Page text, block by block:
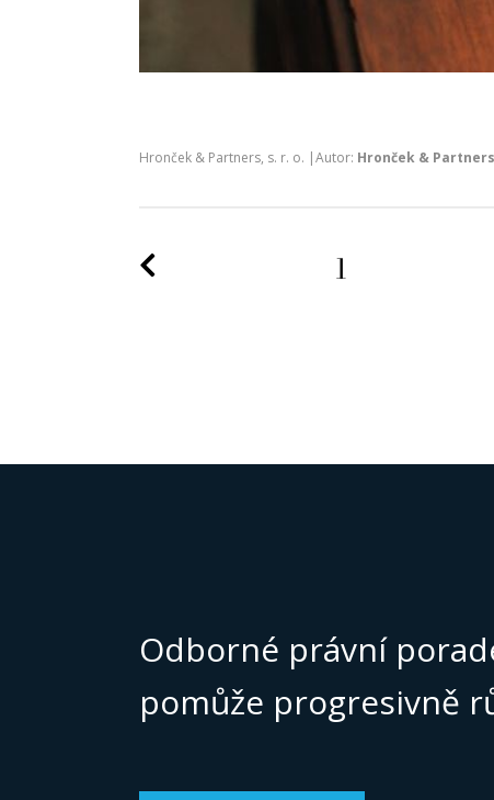
Hronček & Partners, s. r. o. |Autor: Hronček &
Predchádzajúca strana
1
Odborné právní
pomůže progresivně